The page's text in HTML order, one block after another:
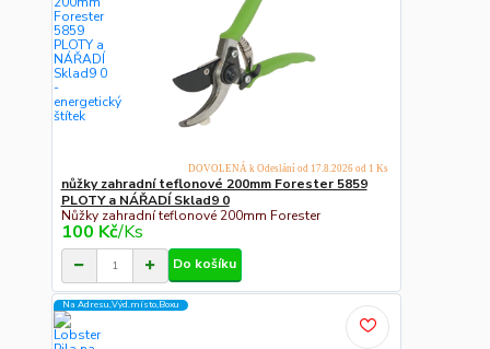
nůžky zahradní teflonové 200mm Forester 5859
PLOTY a NÁŘADÍ Sklad9 0
Nůžky zahradní teflonové 200mm Forester
100 Kč/Ks
DOVOLENÁ k Odeslání od 17.8.2026 od 1 Ks
Do košíku
Na Adresu,Výd.místo,Boxu